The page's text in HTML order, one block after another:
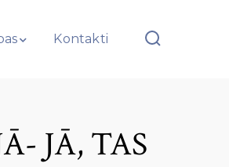
Kontakti
JĀ, TAS